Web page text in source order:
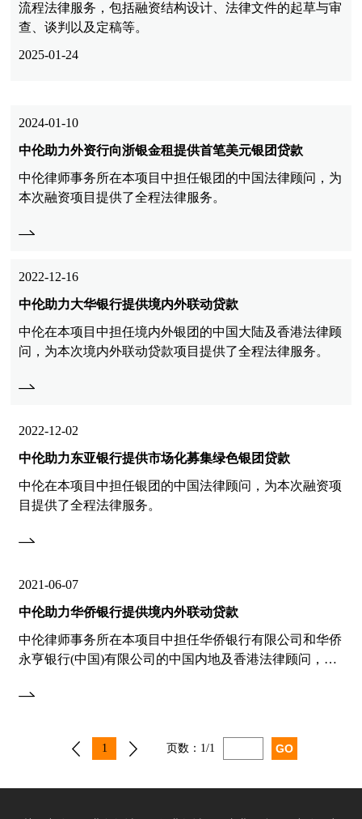
流程法律服务，包括融资结构设计、法律文件的起草与审
查、谈判以及定稿等。
2025-01-24
2024-01-10
中伦助力外资行向浙银金租提供首笔美元银团贷款
中伦律师事务所在本项目中担任银团的中国法律顾问，为
本次融资项目提供了全程法律服务。
2022-12-16
中伦助力大华银行提供境内外联动贷款
中伦在本项目中担任境内外银团的中国大陆及香港法律顾
问，为本次境内外联动贷款项目提供了全程法律服务。
2022-12-02
中伦助力东亚银行提供市场化募集绿色银团贷款
中伦在本项目中担任银团的中国法律顾问，为本次融资项
目提供了全程法律服务。
2021-06-07
中伦助力华侨银行提供境内外联动贷款
中伦律师事务所在本项目中担任华侨银行有限公司和华侨
永亨银行(中国)有限公司的中国内地及香港法律顾问，为
1 页数： 1/1